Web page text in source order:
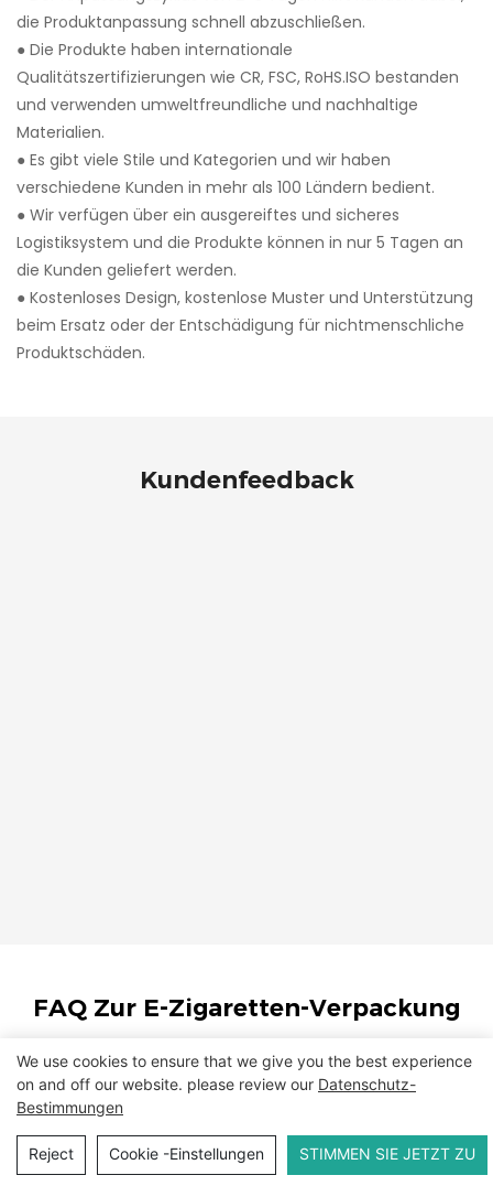
die Produktanpassung schnell abzuschließen.
● Die Produkte haben internationale
Qualitätszertifizierungen wie CR, FSC, RoHS.ISO bestanden
und verwenden umweltfreundliche und nachhaltige
Materialien.
● Es gibt viele Stile und Kategorien und wir haben
verschiedene Kunden in mehr als 100 Ländern bedient.
● Wir verfügen über ein ausgereiftes und sicheres
Logistiksystem und die Produkte können in nur 5 Tagen an
die Kunden geliefert werden.
● Kostenloses Design, kostenlose Muster und Unterstützung
beim Ersatz oder der Entschädigung für nichtmenschliche
Produktschäden.
Kundenfeedback
FAQ Zur E-Zigaretten-Verpackung
1 Welcher Unternehmenstyp Sind Sie?
2 Welche Dienstleistungen Bieten Sie An?
3 Was Sind Die Merkmale Ihrer Produkte?
We use cookies to ensure that we give you the best experience
on and off our website. please review our Datenschutz-
Bestimmungen
Reject Cookie -Einstellungen STIMMEN SIE JETZT ZU